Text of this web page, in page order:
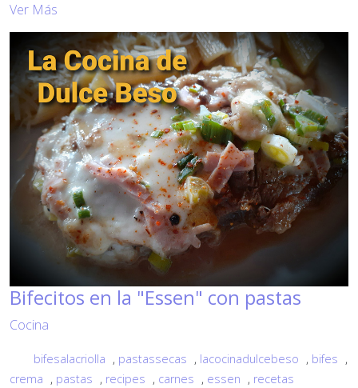
Ver Más
Bifecitos en la "Essen" con pastas
Cocina
bifesalacriolla , pastassecas , lacocinadulcebeso , bifes ,
crema , pastas , recipes , carnes , essen , recetas